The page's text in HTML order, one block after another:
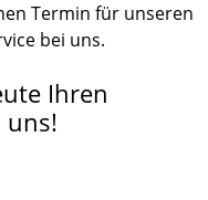
Termin für unseren
bei uns.
Ihren
uns!